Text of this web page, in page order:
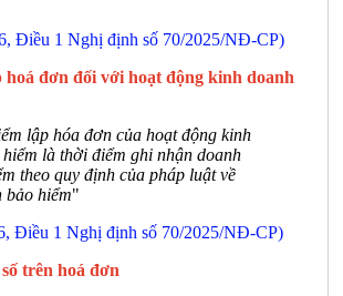
Điều 1 Nghị định số 70/2025/NĐ-CP)
hoá đơn đối với hoạt động kinh doanh
lập hóa đơn của hoạt động kinh
là thời điểm ghi nhận doanh
theo quy định của pháp luật về
bảo hiểm"
Điều 1 Nghị định số 70/2025/NĐ-CP)
trên hoá đơn